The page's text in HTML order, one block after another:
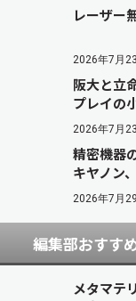
レーザー
2026年7月
阪大と立
プレイの
2026年7月
精密機器
キヤノン
2026年7月
編集部おすす
メタマテ